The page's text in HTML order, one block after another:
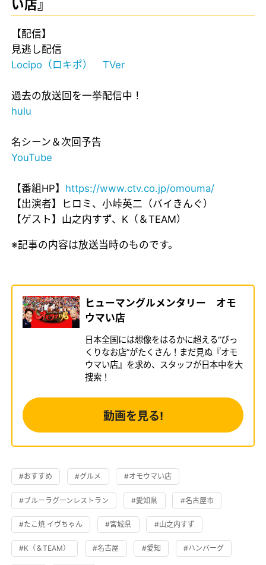
い店』
【配信】
見逃し配信
Locipo（ロキポ）
TVer
過去の放送回を一挙配信中！
hulu
名シーン＆次回予告
YouTube
【番組HP】 https://www.ctv.co.jp/omouma/
【出演者】ヒロミ、小峠英二（バイきんぐ）
【ゲスト】山之内すず、K（＆TEAM）
※記事の内容は放送当時のものです。
ヒューマングルメンタリー オモ
ウマい店
日本全国には想像をはるかに超える“びっ
くりなお店”がたくさん！まだ見ぬ『オモ
ウマい店』を求め、スタッフが日本中を大
捜索！
動画を見る!
#おすすめ #グルメ #オモウマい店
#ブルーラグーンレストラン #愛知県 #名古屋市
#たこ焼 イヴちゃん #宮城県 #山之内すず
#K（＆TEAM） #名古屋 #愛知 #ハンバーグ